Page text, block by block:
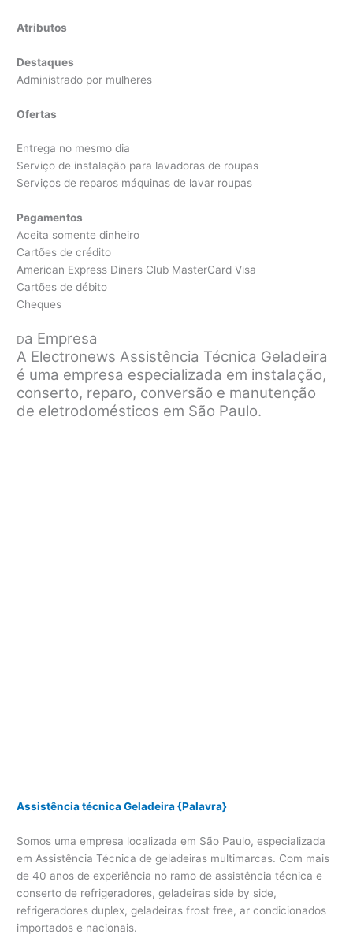
Atributos
Destaques
Administrado por mulheres
Ofertas
Entrega no mesmo dia
Serviço de instalação para lavadoras de roupas
Serviços de reparos máquinas de lavar roupas
Pagamentos
Aceita somente dinheiro
Cartões de crédito
American Express Diners Club MasterCard Visa
Cartões de débito
Cheques
Da Empresa
A Electronews Assistência Técnica Geladeira
é uma empresa especializada em instalação,
conserto, reparo, conversão e manutenção
de eletrodomésticos em São Paulo.
Assistência técnica Geladeira {Palavra}
Somos uma empresa localizada em São Paulo, especializada
em Assistência Técnica de geladeiras multimarcas. Com mais
de 40 anos de experiência no ramo de assistência técnica e
conserto de refrigeradores, geladeiras side by side,
refrigeradores duplex, geladeiras frost free, ar condicionados
importados e nacionais.